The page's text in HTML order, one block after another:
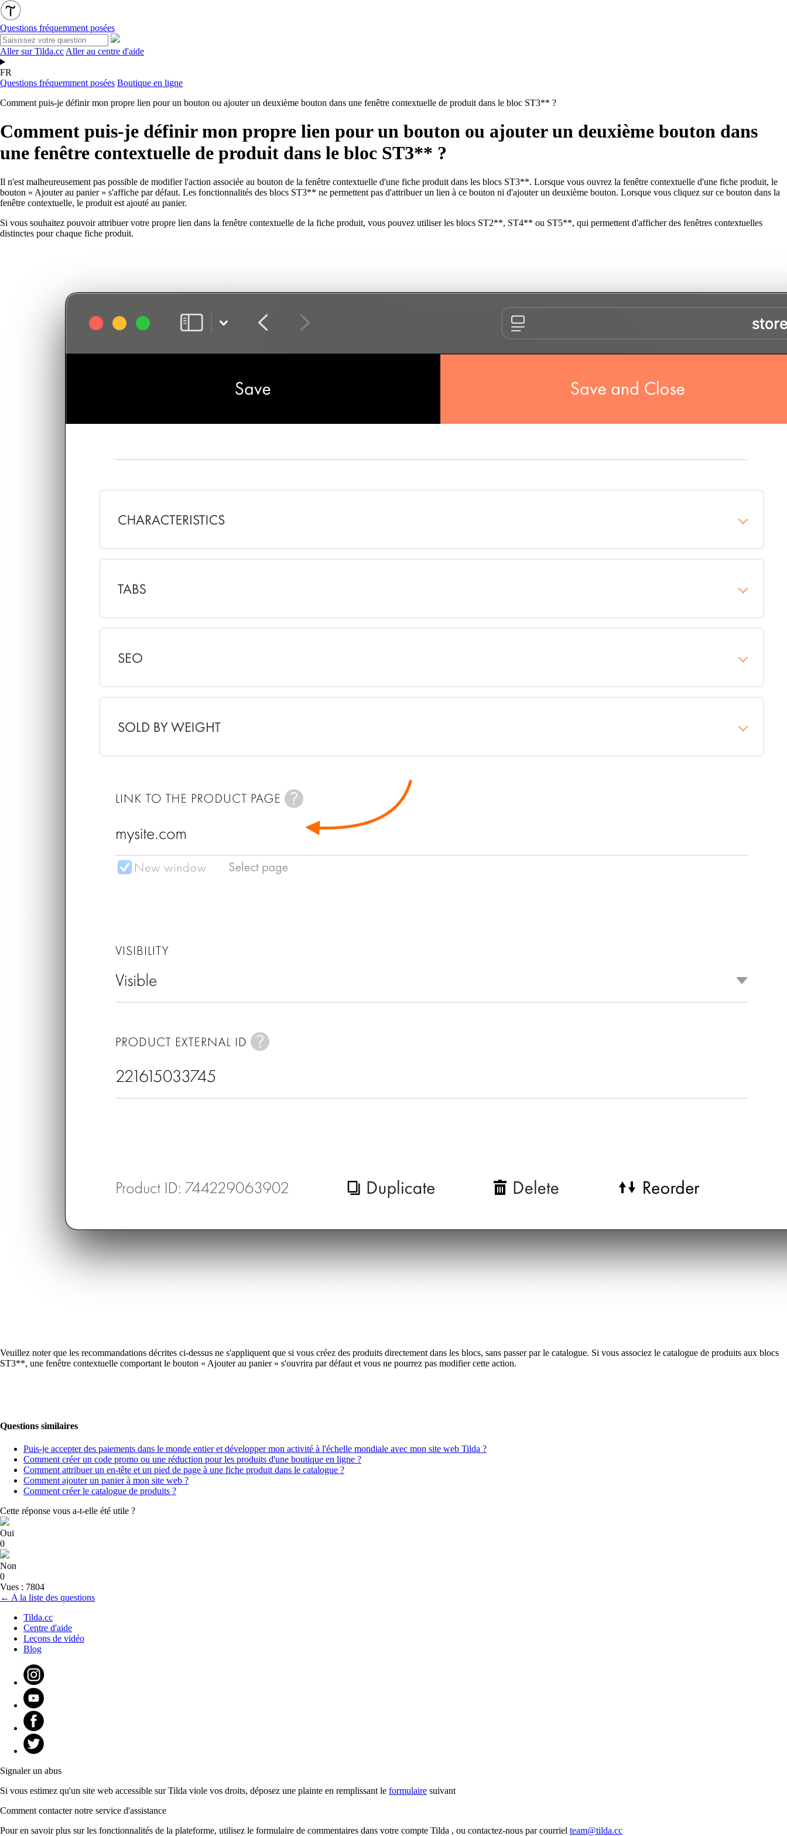
Questions fréquemment posées
Aller sur Tilda.cc Aller au centre d'aide
FR
Questions fréquemment posées Boutique en ligne
Comment puis-je définir mon propre lien pour un bouton ou ajouter un deuxième bouton dans une fenêtre contextuelle de produit dans le bloc ST3** ?
Comment puis-je définir mon propre lien pour un bouton ou ajouter un deuxième bouton dans
une fenêtre contextuelle de produit dans le bloc ST3** ?
Il n'est malheureusement pas possible de modifier l'action associée au bouton de la fenêtre contextuelle d'une fiche produit dans les blocs ST3**. Lorsque vous ouvrez la fenêtre contextuelle d'une fiche produit, le
bouton « Ajouter au panier » s'affiche par défaut. Les fonctionnalités des blocs ST3** ne permettent pas d'attribuer un lien à ce bouton ni d'ajouter un deuxième bouton. Lorsque vous cliquez sur ce bouton dans la
fenêtre contextuelle, le produit est ajouté au panier.
Si vous souhaitez pouvoir attribuer votre propre lien dans la fenêtre contextuelle de la fiche produit, vous pouvez utiliser les blocs ST2**, ST4** ou ST5**, qui permettent d'afficher des fenêtres contextuelles
distinctes pour chaque fiche produit.
Veuillez noter que les recommandations décrites ci-dessus ne s'appliquent que si vous créez des produits directement dans les blocs, sans passer par le catalogue. Si vous associez le catalogue de produits aux blocs
ST3**, une fenêtre contextuelle comportant le bouton « Ajouter au panier » s'ouvrira par défaut et vous ne pourrez pas modifier cette action.
Questions similaires
Puis-je accepter des paiements dans le monde entier et développer mon activité à l'échelle mondiale avec mon site web Tilda ?
Comment créer un code promo ou une réduction pour les produits d'une boutique en ligne ?
Comment attribuer un en-tête et un pied de page à une fiche produit dans le catalogue ?
Comment ajouter un panier à mon site web ?
Comment créer le catalogue de produits ?
Cette réponse vous a-t-elle été utile ?
Oui
0
Non
0
Vues : 7804
← A la liste des questions
Tilda.cc
Centre d'aide
Leçons de vidéo
Blog
Signaler un abus
Si vous estimez qu'un site web accessible sur Tilda viole vos droits, déposez une plainte en remplissant le formulaire suivant
Comment contacter notre service d'assistance
Pour en savoir plus sur les fonctionnalités de la plateforme, utilisez le formulaire de commentaires dans votre compte Tilda , ou contactez-nous par courriel team@tilda.cc